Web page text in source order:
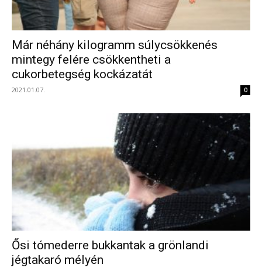
Már néhány kilogramm súlycsökkenés
mintegy felére csökkentheti a
cukorbetegség kockázatát
2021.01.07. 0
Ősi tómederre bukkantak a grönlandi
jégtakaró mélyén